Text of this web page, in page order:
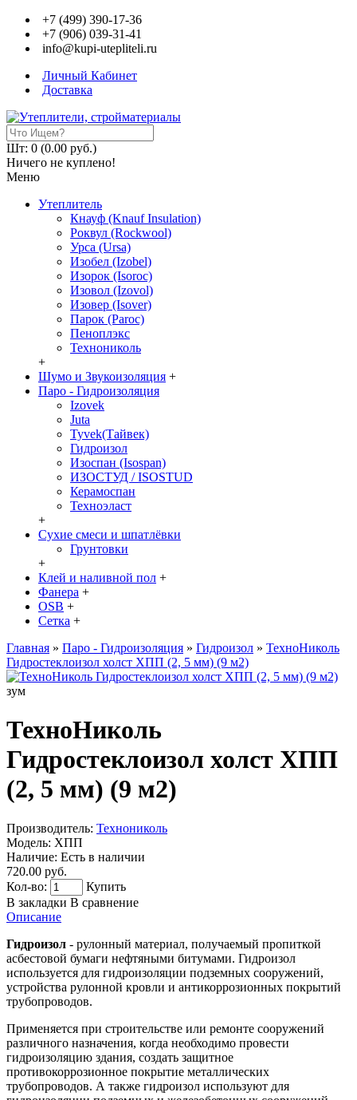
+7 (499) 390-17-36
+7 (906) 039-31-41
info@kupi-utepliteli.ru
Личный Кабинет
Доставка
Шт: 0 (0.00 руб.)
Ничего не куплено!
Меню
Утеплитель
Кнауф (Knauf Insulation)
Роквул (Rockwool)
Урса (Ursa)
Изобел (Izobel)
Изорок (Isoroc)
Изовол (Izovol)
Изовер (Isover)
Парок (Paroс)
Пеноплэкс
Технониколь
+
Шумо и Звукоизоляция +
Паро - Гидроизоляция
Izovek
Juta
Tyvek(Тайвек)
Гидроизол
Изоспан (Isospan)
ИЗОСТУД / ISOSTUD
Керамоспан
Техноэласт
+
Сухие смеси и шпатлёвки
Грунтовки
+
Клей и наливной пол +
Фанера +
OSB +
Сетка +
Главная » Паро - Гидроизоляция » Гидроизол » ТехноНиколь
Гидростеклоизол холст ХПП (2, 5 мм) (9 м2)
зум
ТехноНиколь
Гидростеклоизол холст ХПП
(2, 5 мм) (9 м2)
Производитель: Технониколь
Модель: ХПП
Наличие: Есть в наличии
720.00 руб.
Кол-во:
Купить
В закладки В сравнение
Описание
Гидроизол - рулонный материал, получаемый пропиткой
асбестовой бумаги нефтяными битумами. Гидроизол
используется для гидроизоляции подземных сооружений,
устройства рулонной кровли и антикоррозионных покрытий
трубопроводов.
Применяется при строительстве или ремонте сооружений
различного назначения, когда необходимо провести
гидроизоляцию здания, создать защитное
противокоррозионное покрытие металлических
трубопроводов. А также гидроизол используют для